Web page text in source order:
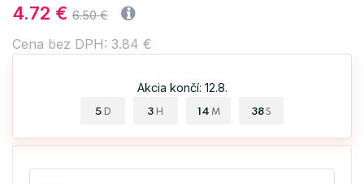
4.72 € 6.50 €
Cena bez DPH: 3.84 €
Akcia končí: 12.8.
5 D 3 H 14 M 37S